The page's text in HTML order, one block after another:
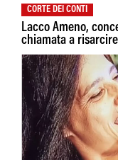
CORTE DEI CONTI
Lacco Ameno,
chiamata a